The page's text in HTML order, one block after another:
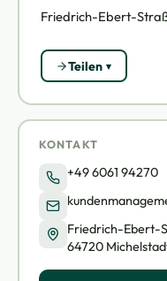
Friedrich-Ebert-
Teilen
KONTAKT
+49 6061 94270
Friedrich-Ebert-
64720